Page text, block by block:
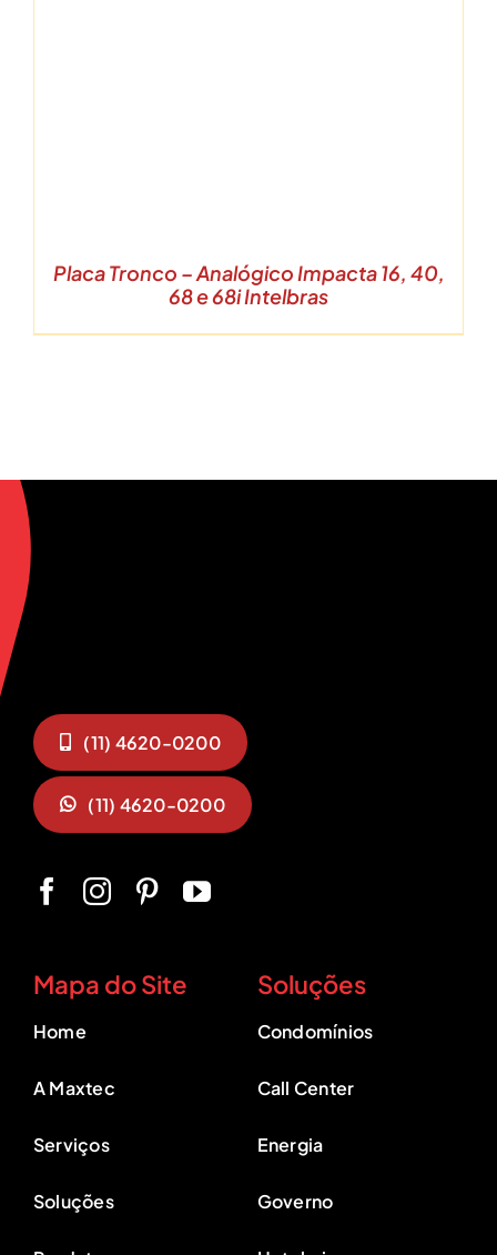
Placa Tronco – Analógico Impacta 16, 40,
68 e 68i Intelbras
(11) 4620-0200
(11) 4620-0200
Mapa do Site
Home
A Maxtec
Serviços
Soluções
Soluções
Condomínios
Call Center
Energia
Governo